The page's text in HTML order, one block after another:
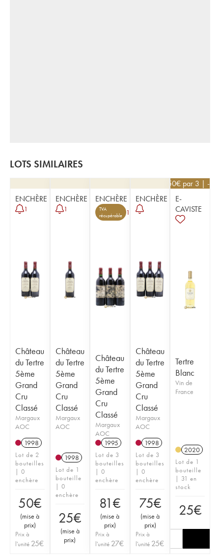
LOTS SIMILAIRES
ENCHÈRE
1
Château
du Tertre
5ème
Grand
Cru
Classé
Margaux
AOC
1998
Lot de 2
bouteilles
| 0
enchère
50€
(mise à
prix)
Prix à
l'unité 25€
ENCHÈRE
1
Château
du Tertre
5ème
Grand
Cru
Classé
Margaux
AOC
1998
Lot de 1
bouteille
| 0
enchère
25€
(mise à
prix)
ENCHÈRE
TVA
récupérable
1
Château
du Tertre
5ème
Grand
Cru
Classé
Margaux
AOC
1995
Lot de 3
bouteilles
| 0
enchère
81€
(mise à
prix)
Prix à
l'unité 27€
ENCHÈRE
Château
du Tertre
5ème
Grand
Cru
Classé
Margaux
AOC
1998
Lot de 3
bouteilles
| 0
enchère
75€
(mise à
prix)
Prix à
l'unité 25€
22,50€ par 3 | -
E-
CAVISTE
Tertre
Blanc
Vin de
France
2020
Lot de 1
bouteille
| 31 en
stock
25€